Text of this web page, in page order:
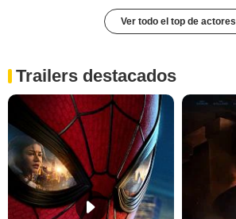
Ver todo el top de actores
Trailers destacados